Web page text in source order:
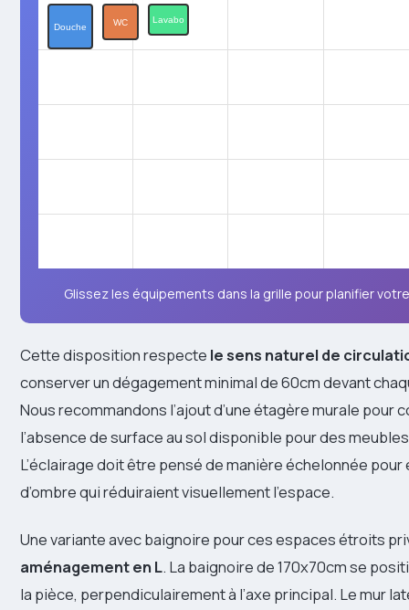
Douche WC Lavabo
Glissez les équipements dans la grille pour planifier
Cette disposition respecte le sens naturel de
conserver un dégagement minimal de 60cm devant
Nous recommandons l’ajout d’une étagère murale pour
l’absence de surface au sol disponible pour des
L’éclairage doit être pensé de manière échelonnée
d’ombre qui réduiraient visuellement l’espace.
Une variante avec baignoire pour ces espaces étroits
aménagement en L. La baignoire de 170x70cm se
la pièce, perpendiculairement à l’axe principal. Le mur